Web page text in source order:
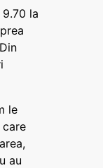
la
le
au